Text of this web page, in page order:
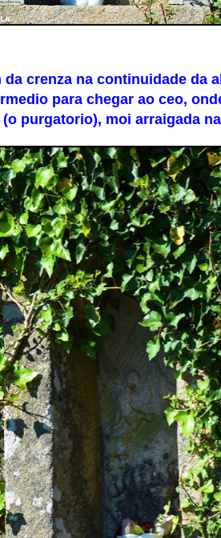
crenza na continuidade da
para chegar ao ceo,
purgatorio), moi arraigada